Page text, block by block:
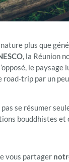
plus que
, la Réunion
le
trip par un
se résumer
bouddhistes et
vous partager